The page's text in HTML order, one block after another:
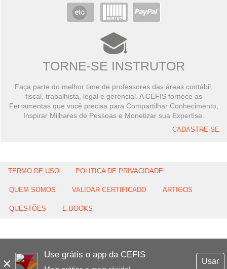
×
Use grátis o app da CEFIS
Usar
TORNE-SE INSTRUTOR
Faça parte do melhor time de professores das áreas contábil,
fiscal, trabalhista, legal e gerencial. A CEFIS fornece as
Ferramentas que você precisa para Compartilhar Conhecimento,
Inspirar Milhares de Pessoas e Monetizar sua Expertise.
CADASTRE-SE
TERMO DE USO POLITICA DE PRIVACIDADE
QUEM SOMOS VALIDAR CERTIFICADO ARTIGOS
QUESTÕES E-BOOKS